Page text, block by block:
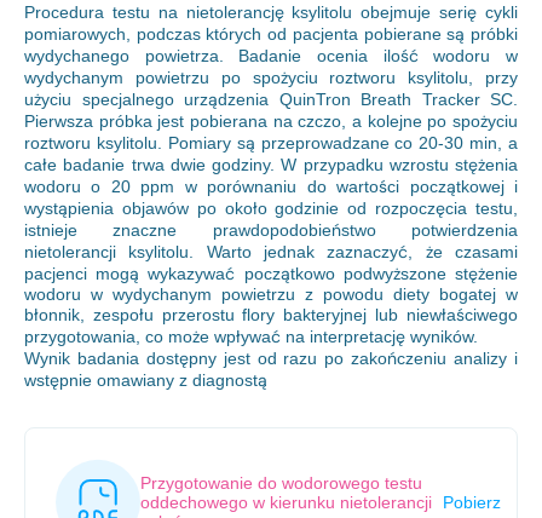
Procedura testu na nietolerancję ksylitolu obejmuje serię cykli
pomiarowych, podczas których od pacjenta pobierane są próbki
wydychanego powietrza. Badanie ocenia ilość wodoru w
wydychanym powietrzu po spożyciu roztworu ksylitolu, przy
użyciu specjalnego urządzenia QuinTron Breath Tracker SC.
Pierwsza próbka jest pobierana na czczo, a kolejne po spożyciu
roztworu ksylitolu. Pomiary są przeprowadzane co 20-30 min, a
całe badanie trwa dwie godziny. W przypadku wzrostu stężenia
wodoru o 20 ppm w porównaniu do wartości początkowej i
wystąpienia objawów po około godzinie od rozpoczęcia testu,
istnieje znaczne prawdopodobieństwo potwierdzenia
nietolerancji ksylitolu. Warto jednak zaznaczyć, że czasami
pacjenci mogą wykazywać początkowo podwyższone stężenie
wodoru w wydychanym powietrzu z powodu diety bogatej w
błonnik, zespołu przerostu flory bakteryjnej lub niewłaściwego
przygotowania, co może wpływać na interpretację wyników.
Wynik badania dostępny jest od razu po zakończeniu analizy i
wstępnie omawiany z diagnostą
Przygotowanie do wodorowego testu
oddechowego w kierunku nietolerancji
Pobierz